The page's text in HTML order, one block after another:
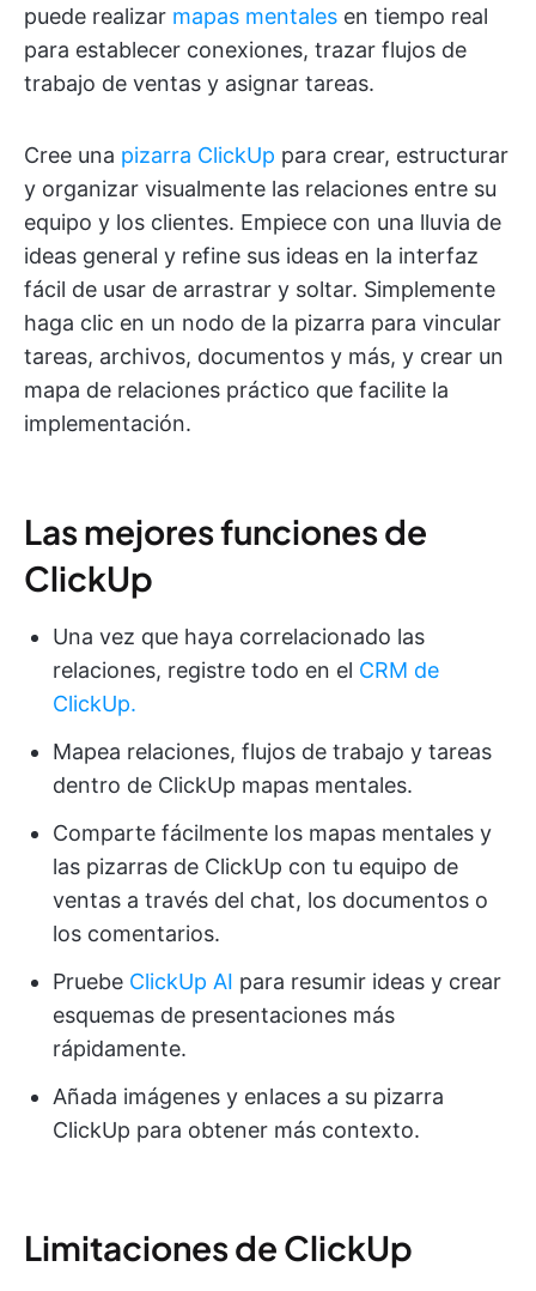
puede realizar mapas mentales en tiempo real
para establecer conexiones, trazar flujos de
trabajo de ventas y asignar tareas.
Cree una pizarra ClickUp para crear, estructurar
y organizar visualmente las relaciones entre su
equipo y los clientes. Empiece con una lluvia de
ideas general y refine sus ideas en la interfaz
fácil de usar de arrastrar y soltar. Simplemente
haga clic en un nodo de la pizarra para vincular
tareas, archivos, documentos y más, y crear un
mapa de relaciones práctico que facilite la
implementación.
Las mejores funciones de
ClickUp
Una vez que haya correlacionado las
relaciones, registre todo en el CRM de
ClickUp.
Mapea relaciones, flujos de trabajo y tareas
dentro de ClickUp mapas mentales.
Comparte fácilmente los mapas mentales y
las pizarras de ClickUp con tu equipo de
ventas a través del chat, los documentos o
los comentarios.
Pruebe ClickUp AI para resumir ideas y crear
esquemas de presentaciones más
rápidamente.
Añada imágenes y enlaces a su pizarra
ClickUp para obtener más contexto.
Limitaciones de ClickUp